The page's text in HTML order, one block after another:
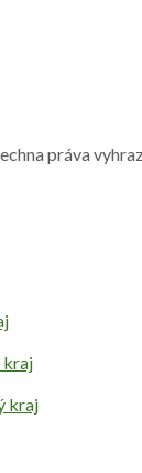
práva
kraj
kraj